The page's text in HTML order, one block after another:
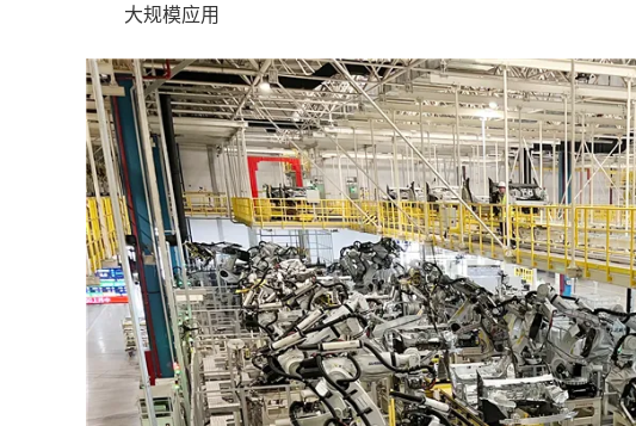
大规模应用